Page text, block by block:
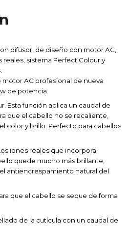
difusor, de diseño con motor AC,
reales, sistema Perfect Colour y
AC profesional de nueva
de potencia.
Esta función aplica un caudal de
que el cabello no se recaliente,
color y brillo. Perfecto para cabellos
iones reales que incorpora
quede mucho más brillante,
antiencrespamiento natural del
que el cabello se seque de forma
de la cutícula con un caudal de